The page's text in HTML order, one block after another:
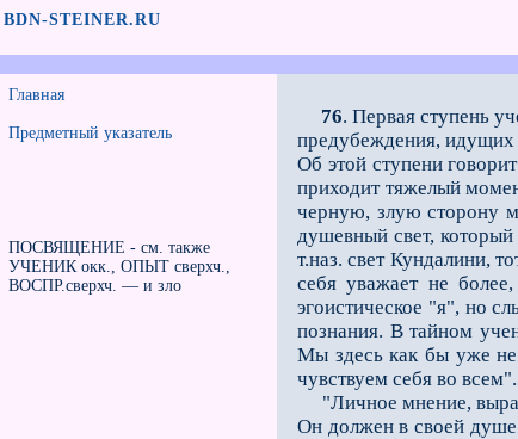
BDN-STEINER.RU
Главная
Предметный указатель
ПОСВЯЩЕНИЕ - см. также
УЧЕНИК окк., ОПЫТ сверхч.,
ВОСПР.сверхч. — и зло
76. Первая ступень
предубеждения, идущих
Об этой ступени
приходит тяжелый
черную, злую сторону
душевный свет, который
т.наз. свет Кундалини,
себя уважает не
эгоистическое "я", но
по­знания. В тайном
Мы здесь как бы уже
чувствуем себя во
"Личное мнение,
Он должен в своей душе